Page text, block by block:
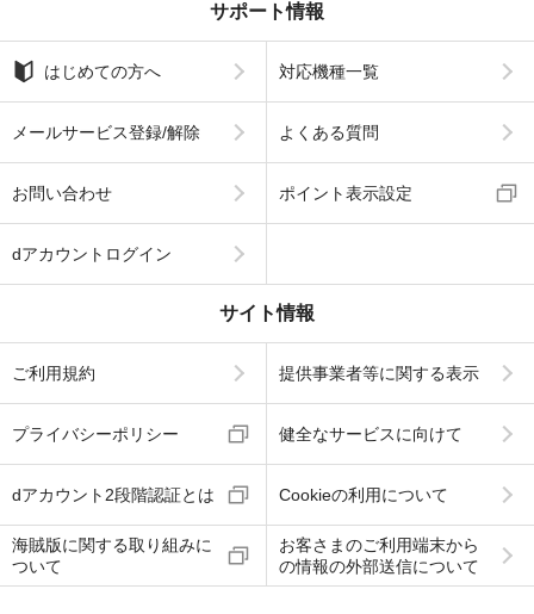
サポート情報
はじめての方へ 対応機種一覧
メールサービス登録/解除 よくある質問
お問い合わせ ポイント表示設定
dアカウントログイン
サイト情報
ご利用規約 提供事業者等に関する表示
プライバシーポリシー 健全なサービスに向けて
dアカウント2段階認証とは Cookieの利用について
海賊版に関する取り組みに
ついて
お客さまのご利用端末から
の情報の外部送信について